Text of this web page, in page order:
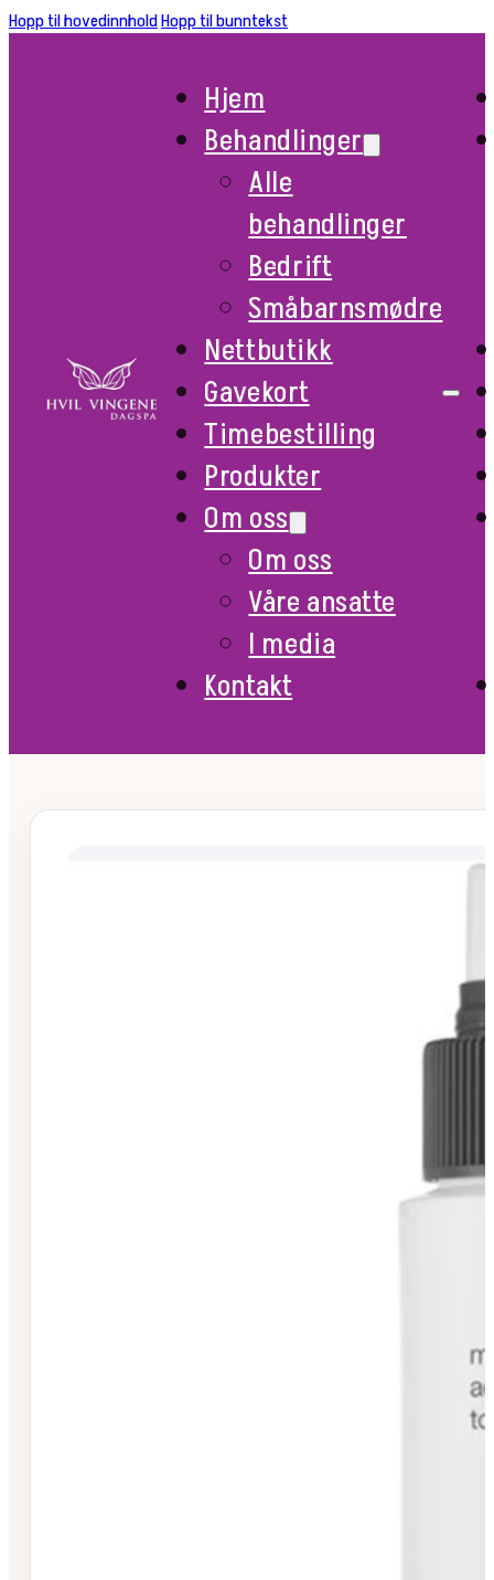
Hopp til hovedinnholdHopp til bunntekst
Hjem
Behandlinger
Alle
behandlinger
Bedrift
Småbarnsmødre
Nettbutikk
Gavekort
Timebestilling
Produkter
Om oss
Om oss
Våre ansatte
I media
Kontakt